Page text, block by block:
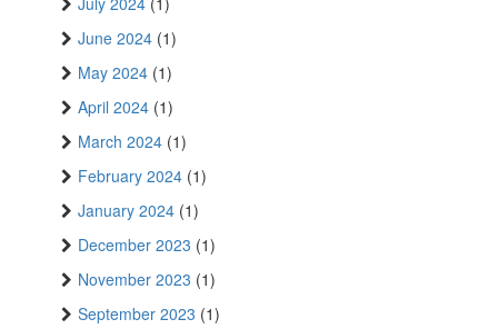
June 2024 (1)
May 2024 (1)
April 2024 (1)
March 2024 (1)
February 2024 (1)
January 2024 (1)
December 2023 (1)
November 2023 (1)
September 2023 (1)